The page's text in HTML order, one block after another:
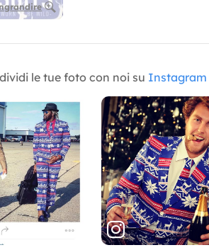
le tue foto con noi su Instagram